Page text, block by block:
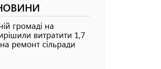
громаді на
витратити 1,7
ремонт сільради